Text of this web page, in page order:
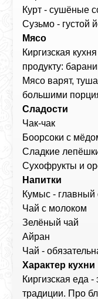
Курт - сушёные
Сузьмо - густой
Мясо
Киргизская
продукту:
Мясо варят,
большими
Сладости
Чак‑чак
Боорсоки с
Сладкие
Сухофрукты и
Напитки
Кумыс - главный
Чай с молоком
Зелёный чай
Айран
Чай -
Характер кухни
Киргизская еда
традиции. Про